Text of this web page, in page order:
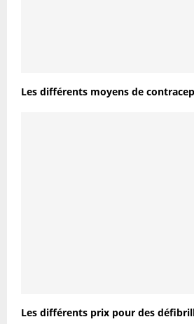
Les différents moyens de
Les différents prix pour des